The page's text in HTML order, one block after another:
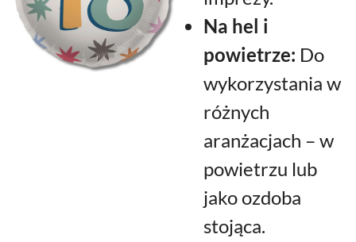
Na hel i
powietrze: Do
wykorzystania w
różnych
aranżacjach – w
powietrzu lub
jako ozdoba
stojąca.